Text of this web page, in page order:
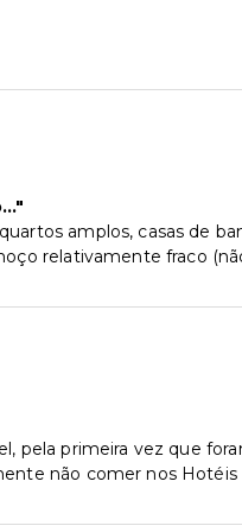
amplos, casas de
relativamente fraco
pela primeira vez que
não comer nos Hotéis